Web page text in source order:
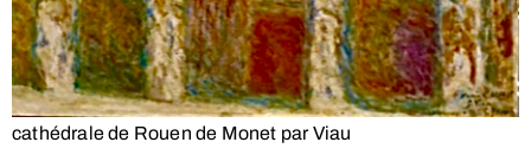
cathédrale de Rouen de Monet par Viau